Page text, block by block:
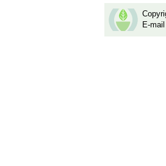
E-mail